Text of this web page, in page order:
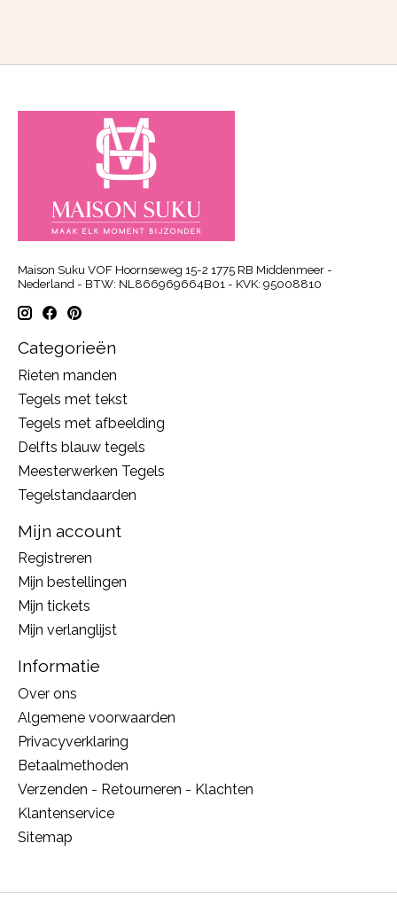
Maison Suku VOF Hoornseweg 15-2 1775 RB Middenmeer -
Nederland - BTW: NL866969664B01 - KVK: 95008810
Categorieën
Rieten manden
Tegels met tekst
Tegels met afbeelding
Delfts blauw tegels
Meesterwerken Tegels
Tegelstandaarden
Mijn account
Registreren
Mijn bestellingen
Mijn tickets
Mijn verlanglijst
Informatie
Over ons
Algemene voorwaarden
Privacyverklaring
Betaalmethoden
Verzenden - Retourneren - Klachten
Klantenservice
Sitemap